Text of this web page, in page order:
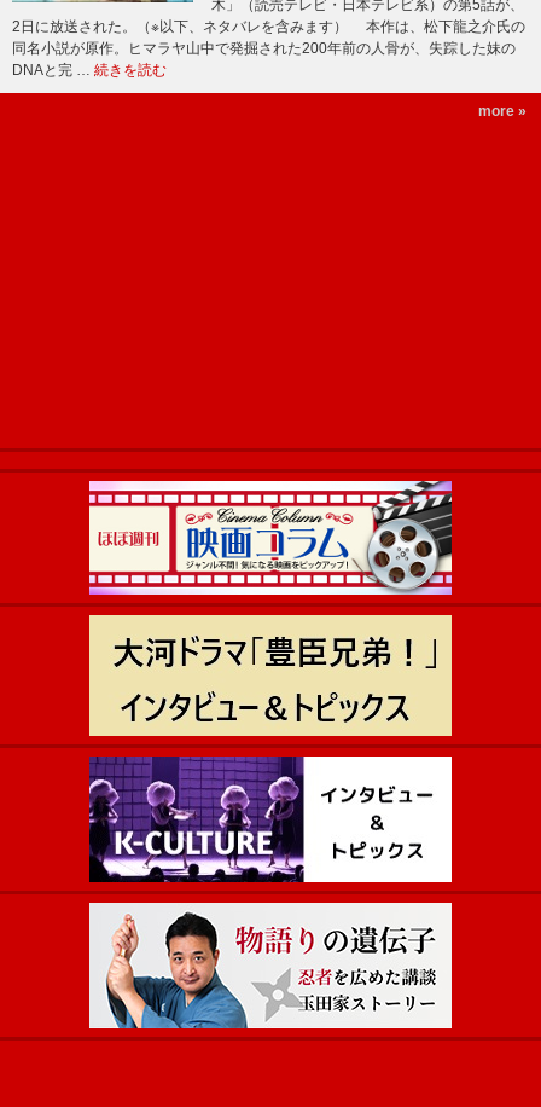
木」（読売テレビ・日本テレビ系）の第5話が、
2日に放送された。（※以下、ネタバレを含みます） 本作は、松下龍之介氏の
同名小説が原作。ヒマラヤ山中で発掘された200年前の人骨が、失踪した妹の
DNAと完 … 続きを読む
more »